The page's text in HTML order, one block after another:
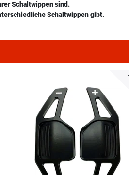
Schaltwippen sind.
Schaltwippen gibt.